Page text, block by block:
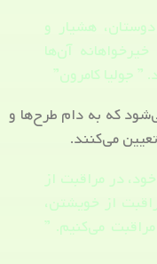
هشیار و
آن‌ها
جولیا کامرون”
که به دام طرح‌ها و
می‌کنند.
در مراقبت از
از خویشتن،
می‌کنیم. ”